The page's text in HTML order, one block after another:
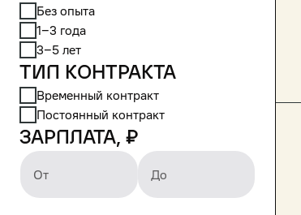
Без опыта
1‒3 года
3‒5 лет
Тип контракта
Временный контракт
Постоянный контракт
Зарплата, ₽
От До